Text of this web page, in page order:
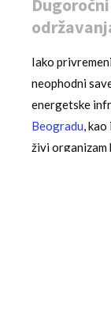
Iako
neophodni
energetske
Beogradu,
živi organizam